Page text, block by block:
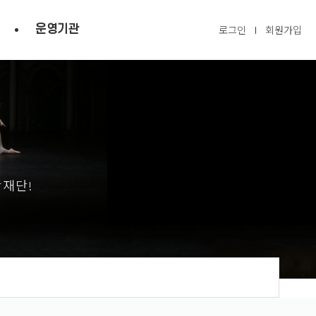
운영기관 로그인 회원가입
단!